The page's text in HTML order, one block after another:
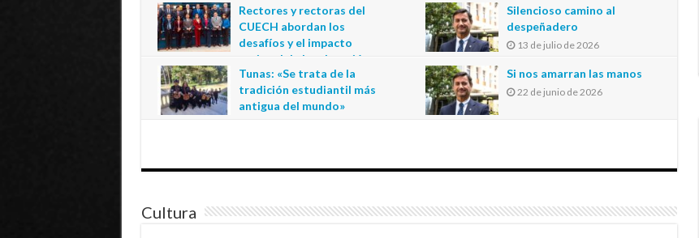
Rectores y rectoras del
CUECH abordan los
desafíos y el impacto
regional de la educación
estatal en Tarapacá
20 de julio de 2026
Silencioso camino al
despeñadero
13 de julio de 2026
Tunas: «Se trata de la
tradición estudiantil más
antigua del mundo»
Si nos amarran las manos
22 de junio de 2026
Cultura